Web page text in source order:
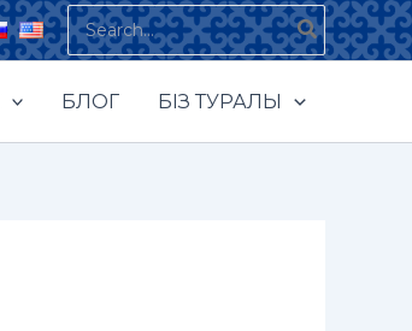
Search
for:
БЛОГ БІЗ ТУРАЛЫ